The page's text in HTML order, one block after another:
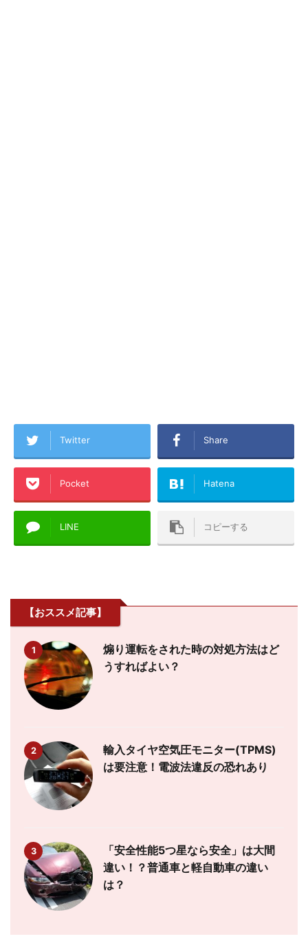
Twitter Share
Pocket Hatena
LINE コピーする
【おススメ記事】
1
煽り運転をされた時の対処方法はど
うすればよい？
2
輸入タイヤ空気圧モニター(TPMS)
は要注意！電波法違反の恐れあり
3
「安全性能5つ星なら安全」は大間
違い！？普通車と軽自動車の違い
は？